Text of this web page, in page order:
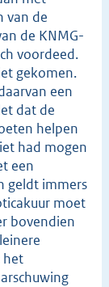
van de
de KNMG-
voordeed.
gekomen.
een
dat de
helpen
had mogen
een
geldt immers
moet
bovendien
het